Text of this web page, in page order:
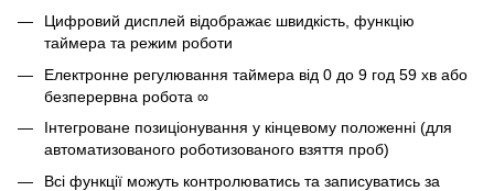
Цифровий дисплей відображає швидкість, функцію
таймера та режим роботи
Електронне регулювання таймера від 0 до 9 год 59 хв або
безперервна робота ∞
Інтегроване позиціонування у кінцевому положенні (для
автоматизованого роботизованого взяття проб)
Всі функції можуть контролюватись та записуватись за